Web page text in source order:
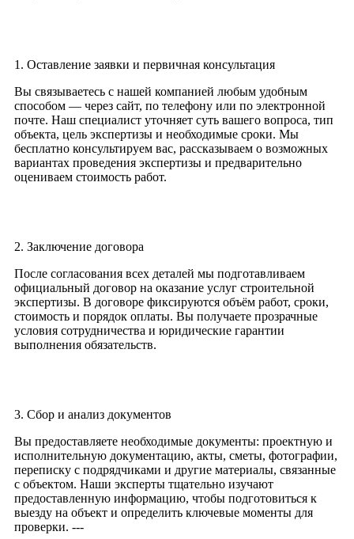
1. Оставление заявки и первичная консультация
Вы связываетесь с нашей компанией любым удобным
способом — через сайт, по телефону или по электронной
почте. Наш специалист уточняет суть вашего вопроса, тип
объекта, цель экспертизы и необходимые сроки. Мы
бесплатно консультируем вас, рассказываем о возможных
вариантах проведения экспертизы и предварительно
оцениваем стоимость работ.
2. Заключение договора
После согласования всех деталей мы подготавливаем
официальный договор на оказание услуг строительной
экспертизы. В договоре фиксируются объём работ, сроки,
стоимость и порядок оплаты. Вы получаете прозрачные
условия сотрудничества и юридические гарантии
выполнения обязательств.
3. Сбор и анализ документов
Вы предоставляете необходимые документы: проектную и
исполнительную документацию, акты, сметы, фотографии,
переписку с подрядчиками и другие материалы, связанные
с объектом. Наши эксперты тщательно изучают
предоставленную информацию, чтобы подготовиться к
выезду на объект и определить ключевые моменты для
проверки. ---